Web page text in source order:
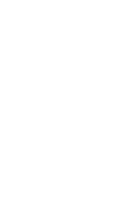
другими